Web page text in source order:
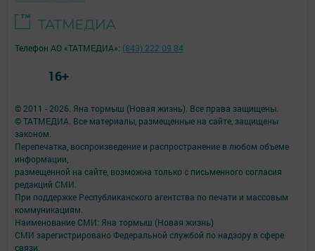
© 2011 - 2026. Яна тормыш (Новая жизнь). Все права защищены.
© ТАТМЕДИА. Все материалы, размещенные на сайте, защищены
законом.
Перепечатка, воспроизведение и распространение в любом объеме
информации,
размещенной на сайте, возможна только с письменного согласия
редакций СМИ.
При поддержке Республиканского агентства по печати и массовым
коммуникациям.
Наименование СМИ: Яна тормыш (Новая жизнь)
СМИ зарегистрировано Федеральной службой по надзору в сфере
связи,
Телефон АО «ТАТМЕДИА»: (843) 222 09 84
16+